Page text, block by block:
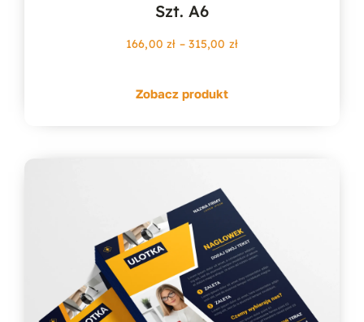
Szt. A6
166,00zł – 315,00 złZakres
Zobacz produkt